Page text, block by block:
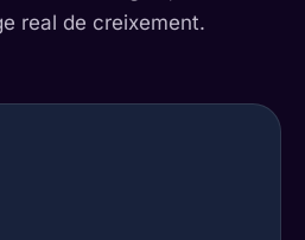
real de creixement.